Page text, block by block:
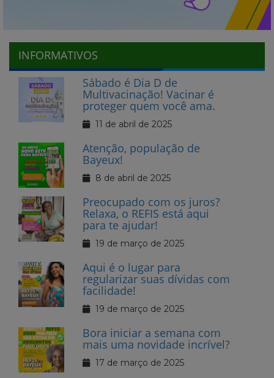
INFORMATIVOS
Sábado é Dia D de
Multivacinação! Vacinar é
proteger quem você ama.
11 de abril de 2025
Atenção, população de
Bayeux!
8 de abril de 2025
Preocupado com os juros?
Relaxa, o REFIS está aqui
para te ajudar!
19 de março de 2025
Aqui é o lugar para
regularizar suas dívidas com
facilidade!
19 de março de 2025
Bora iniciar a semana com
mais uma novidade incrível?
17 de março de 2025